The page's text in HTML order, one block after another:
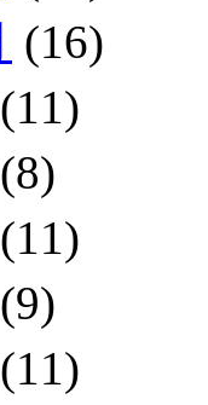
(16)
(11)
(8)
(11)
(9)
(11)